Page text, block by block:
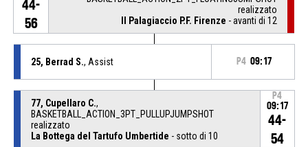
44-
56
realizzato
Il Palagiaccio P.F. Firenze - avanti di 12
25, Berrad S., Assist P4 09:17
77, Cupellaro C.,
BASKETBALL_ACTION_3PT_PULLUPJUMPSHOT
realizzato
La Bottega del Tartufo Umbertide - sotto di 10
P4
09:17
44-
54